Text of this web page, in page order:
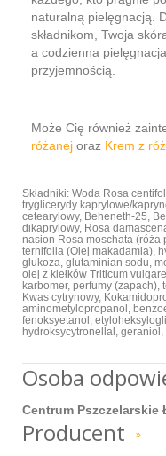
naturalną pielęgnacją.
składnikom, Twoja
a codzienna
przyjemnością.
Może Cię również
różanej oraz Krem z
Składniki: Woda Rosa
tryglicerydy kaprylowe/
cetearylowy, Beheneth-25,
dikaprylowy, Rosa
nasion Rosa moschata (róża
ternifolia (Olej makadamia),
glukoza, glutaminian sodu,
olej z kiełków Triticum
karbomer, perfumy (zapach),
Kwas cytrynowy,
aminometylopropanol,
fenoksyetanol,
hydroksycytronellal, geraniol,
Osoba
Centrum Pszczelarskie
Producent »